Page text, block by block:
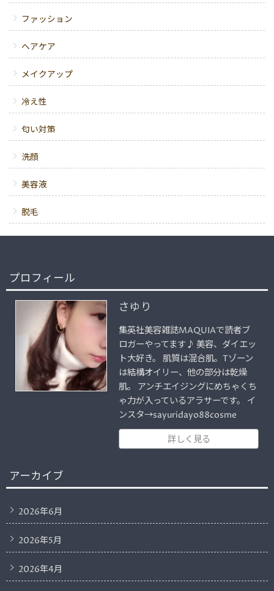
ファッション
ヘアケア
メイクアップ
冷え性
匂い対策
洗顔
美容液
脱毛
プロフィール
さゆり
集英社美容雑誌MAQUIAで読者ブ
ロガーやってます♪ 美容、ダイエッ
ト大好き。 肌質は混合肌。Tゾーン
は結構オイリー、他の部分は乾燥
肌。 アンチエイジングにめちゃくち
ゃ力が入っているアラサーです。 イ
ンスタ→sayuridayo88cosme
詳しく見る
アーカイブ
2026年6月
2026年5月
2026年4月